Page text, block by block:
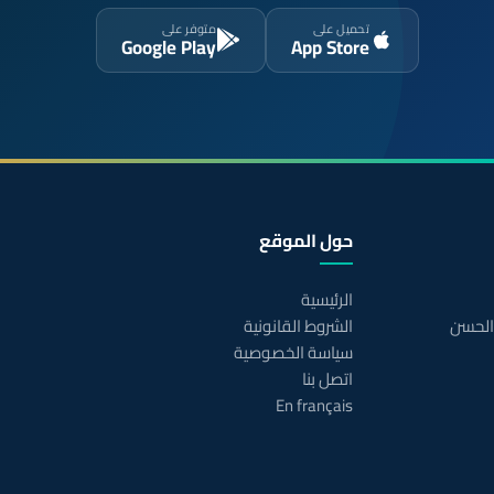
تحميل على
App Store
متوفر على
Google Play
حول الموقع
الرئيسية
الشروط القانونية
سياسة الخصوصية
اتصل بنا
En français